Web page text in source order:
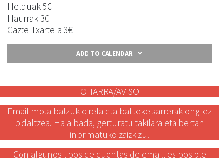
Helduak 5€
Haurrak 3€
Gazte Txartela 3€
ADD TO CALENDAR
OHARRA/AVISO
Email mota batzuk direla eta baliteke sarrerak ongi ez
bidaltzea. Hala bada, gerturatu takilara eta bertan
inprimatuko zaizkizu.
Con algunos tipos de cuentas de email, es posible